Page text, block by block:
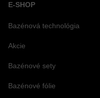
E-SHOP
Bazénová technológia
Akcie
Bazénové sety
Bazénové fólie